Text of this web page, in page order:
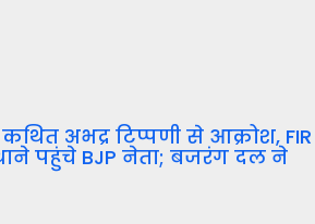
अभद्र टिप्पणी से आक्रोश, FIR
पहुंचे BJP नेता; बजरंग दल ने